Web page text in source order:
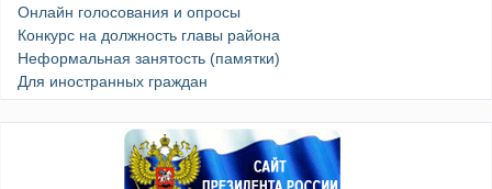
Онлайн голосования и опросы
Конкурс на должность главы района
Неформальная занятость (памятки)
Для иностранных граждан